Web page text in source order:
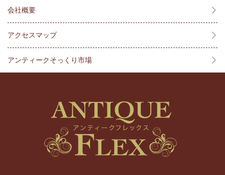
会社概要
アクセスマップ
アンティークそっくり市場